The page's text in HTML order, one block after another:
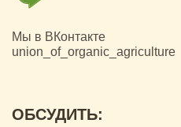
Мы в ВКонтакте
union_of_organic_agriculture
ОБСУДИТЬ: